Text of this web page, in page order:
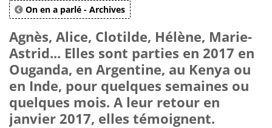
On en a parlé - Archives
Agnès, Alice, Clotilde, Hélène, Marie-
Astrid... Elles sont parties en 2017 en
Ouganda, en Argentine, au Kenya ou
en Inde, pour quelques semaines ou
quelques mois. A leur retour en
janvier 2017, elles témoignent.